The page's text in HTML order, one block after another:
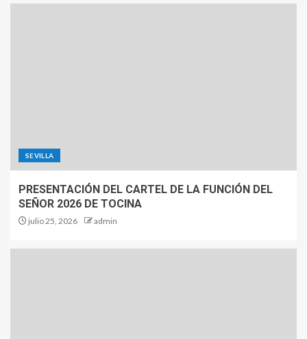
SEVILLA
PRESENTACIÓN DEL CARTEL DE LA FUNCIÓN DEL
SEÑOR 2026 DE TOCINA
julio 25, 2026 admin